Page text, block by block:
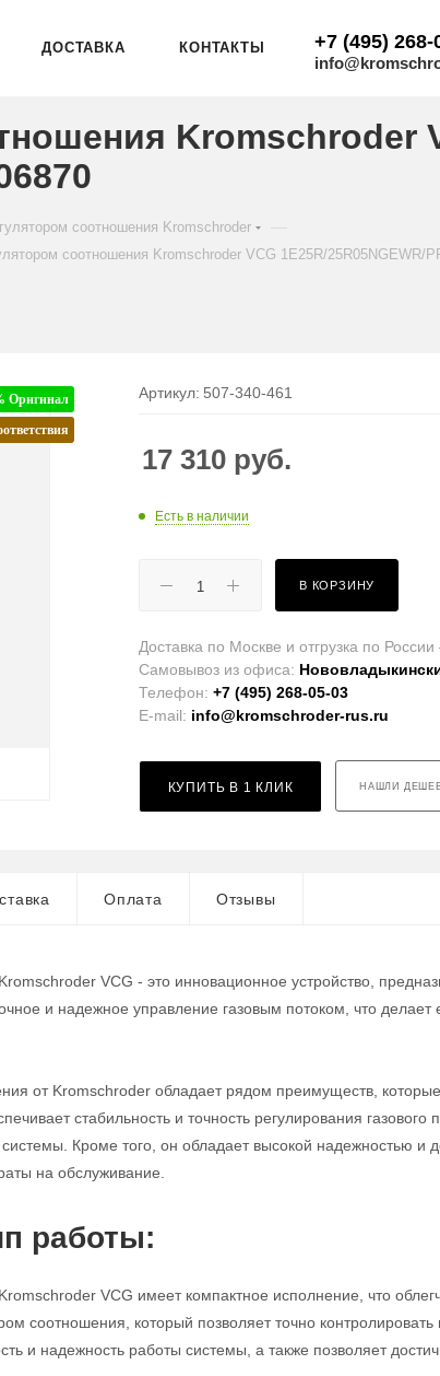
ДОСТАВКА КОНТАКТЫ +7 (495) 268-
Kromschroder
соотношения Kromschroder
соотношения Kromschroder VCG 1E25R/25R05NGEWR/
Оригинал
Артикул: 507-340-461
17 310 руб.
Есть в наличии
В КОРЗИНУ
Доставка по Москве и отгрузка по
Самовывоз из офиса:
Телефон:+7 (495) 268-05-03
E-mail: info@kromschroder-rus.ru
КУПИТЬ В 1 КЛИК НАШЛИ
Оплата Отзывы
VCG - это инновационное устройство,
и надежное управление газовым потоком, что
от Kromschroder обладает рядом преимуществ,
стабильность и точность регулирования газового
Кроме того, он обладает высокой надежностью и
на обслуживание.
работы:
VCG имеет компактное исполнение, что
соотношения, который позволяет точно контролировать
и надежность работы системы, а также позволяет